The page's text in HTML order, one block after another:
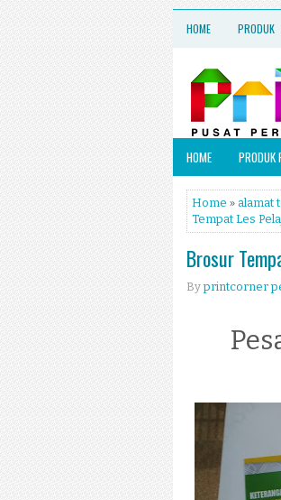
HOME PRODUK
HOME PRODUK
Home » alamat
Tempat Les
Brosur
Byprintcorner